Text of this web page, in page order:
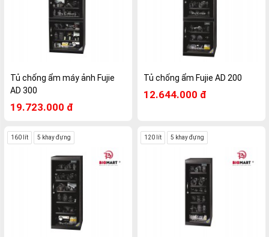
Tủ chống ẩm máy ảnh Fujie
AD 300
19.723.000 đ
Tủ chống ẩm Fujie AD 200
12.644.000 đ
160 lít 5 khay đựng 120 lít 5 khay đựng